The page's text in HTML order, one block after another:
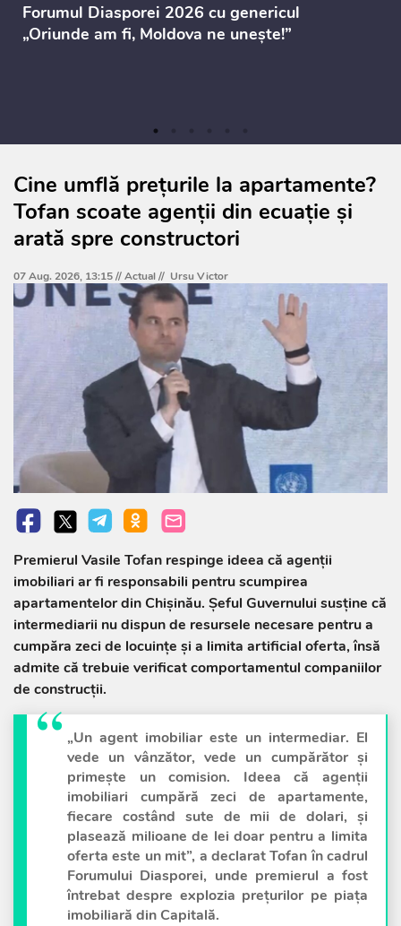
Forumul Diasporei 2026 cu genericul
„Oriunde am fi, Moldova ne unește!”
Cine umflă prețurile la apartamente?
Tofan scoate agenții din ecuație și
arată spre constructori
07 Aug. 2026, 13:15 //Actual// Ursu Victor
Premierul Vasile Tofan respinge ideea că agenții
imobiliari ar fi responsabili pentru scumpirea
apartamentelor din Chișinău. Șeful Guvernului susține că
intermediarii nu dispun de resursele necesare pentru a
cumpăra zeci de locuințe și a limita artificial oferta, însă
admite că trebuie verificat comportamentul companiilor
de construcții.
„Un agent imobiliar este un intermediar. El
vede un vânzător, vede un cumpărător și
primește un comision. Ideea că agenții
imobiliari cumpără zeci de apartamente,
fiecare costând sute de mii de dolari, și
plasează milioane de lei doar pentru a limita
oferta este un mit”, a declarat Tofan în cadrul
Forumului Diasporei, unde premierul a fost
întrebat despre explozia prețurilor pe piața
imobiliară din Capitală.